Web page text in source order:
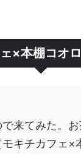
×本棚コオ
来てみた。
キチカフェ×